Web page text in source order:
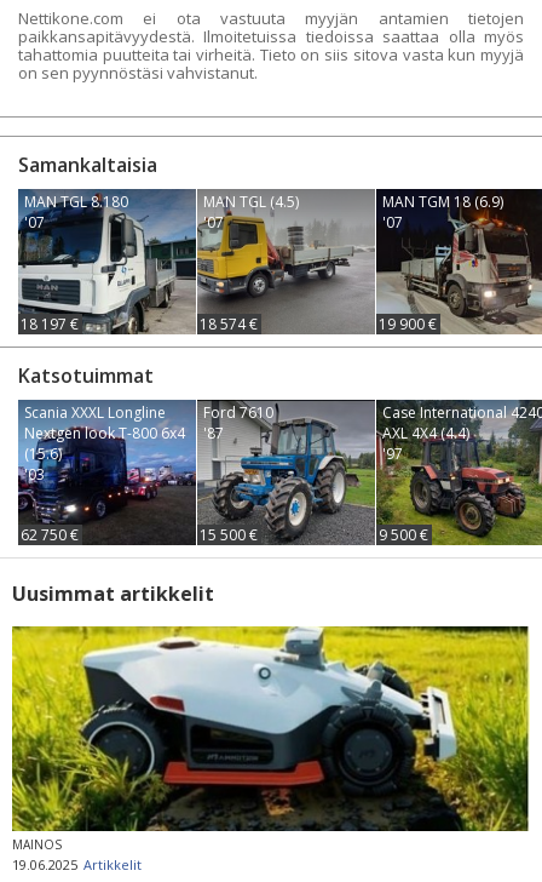
Nettikone.com ei ota vastuuta myyjän antamien tietojen
paikkansapitävyydestä. Ilmoitetuissa tiedoissa saattaa olla myös
tahattomia puutteita tai virheitä. Tieto on siis sitova vasta kun myyjä
on sen pyynnöstäsi vahvistanut.
Samankaltaisia
MAN TGL 8.180
'07
18 197 €
MAN TGL (4.5)
'07
18 574 €
MAN TGM 18 (6.9)
'07
19 900 €
Katsotuimmat
Scania XXXL Longline
Nextgen look T-800 6x4
(15.6)
'03
62 750 €
Ford 7610
'87
15 500 €
Case International
AXL 4X4 (4.4)
'97
9 500 €
Uusimmat artikkelit
MAINOS
19.06.2025 Artikkelit